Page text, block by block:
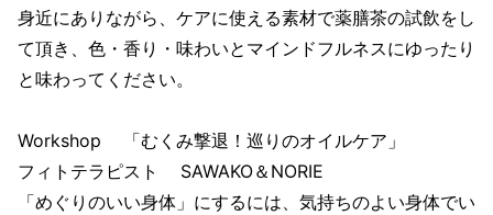
身近にありながら、ケアに使える素材で薬膳茶の試飲をし
て頂き、色・香り・味わいとマインドフルネスにゆったり
と味わってください。
Workshop 「むくみ撃退！巡りのオイルケア」
フィトテラピスト SAWAKO＆NORIE
「めぐりのいい身体」にするには、気持ちのよい身体でい